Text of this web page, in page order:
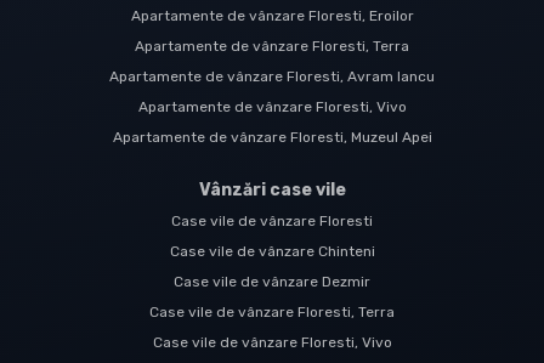
Apartamente de vânzare Floresti, Eroilor
Apartamente de vânzare Floresti, Terra
Apartamente de vânzare Floresti, Avram Iancu
Apartamente de vânzare Floresti, Vivo
Apartamente de vânzare Floresti, Muzeul Apei
Vânzări case vile
Case vile de vânzare Floresti
Case vile de vânzare Chinteni
Case vile de vânzare Dezmir
Case vile de vânzare Floresti, Terra
Case vile de vânzare Floresti, Vivo